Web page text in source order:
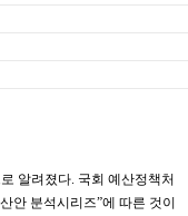
알려졌다. 국회 예산정책처
안 분석시리즈”에 따른 것이